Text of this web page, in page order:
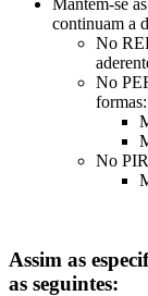
Mantêm-se
continuam a
No
No
formas:
No
Assim as
as seguintes: